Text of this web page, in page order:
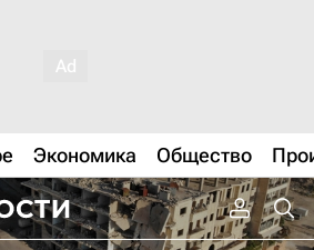
Экономика Общество